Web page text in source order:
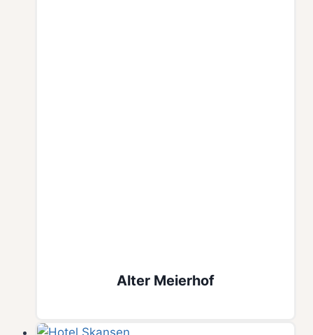
Alter Meierhof